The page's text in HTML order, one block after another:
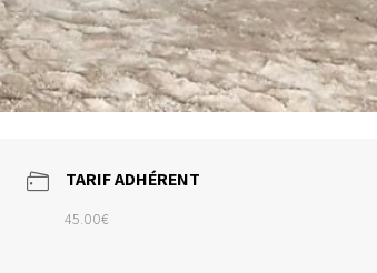
TARIF ADHÉRENT
45.00€